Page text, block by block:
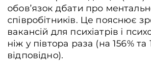
обов’язок дбати про
співробітників. Це пояснює
вакансій для психіатрів і
ніж у півтора раза (на 156% та
відповідно).